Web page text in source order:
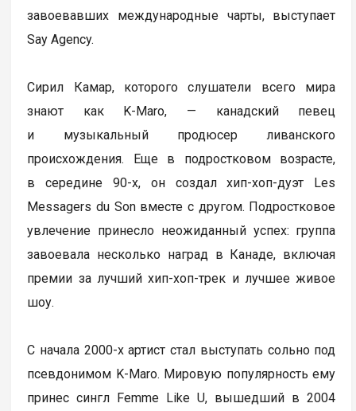
завоевавших международные чарты, выступает
Say Agency.
Сирил Камар, которого слушатели всего мира
знают как K-Maro, — канадский певец
и музыкальный продюсер ливанского
происхождения. Еще в подростковом возрасте,
в середине 90-х, он создал хип-хоп-дуэт Les
Messagers du Son вместе с другом. Подростковое
увлечение принесло неожиданный успех: группа
завоевала несколько наград в Канаде, включая
премии за лучший хип-хоп-трек и лучшее живое
шоу.
С начала 2000-х артист стал выступать сольно под
псевдонимом K-Maro. Мировую популярность ему
принес сингл Femme Like U, вышедший в 2004